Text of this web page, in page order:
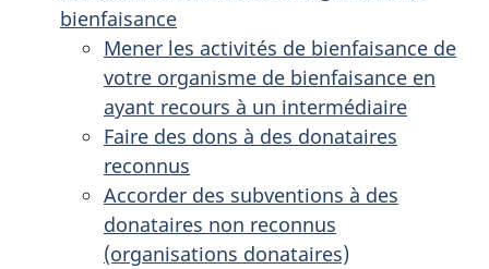
bienfaisance
Mener les activités de bienfaisance de
votre organisme de bienfaisance en
ayant recours à un intermédiaire
Faire des dons à des donataires
reconnus
Accorder des subventions à des
donataires non reconnus
(organisations donataires)